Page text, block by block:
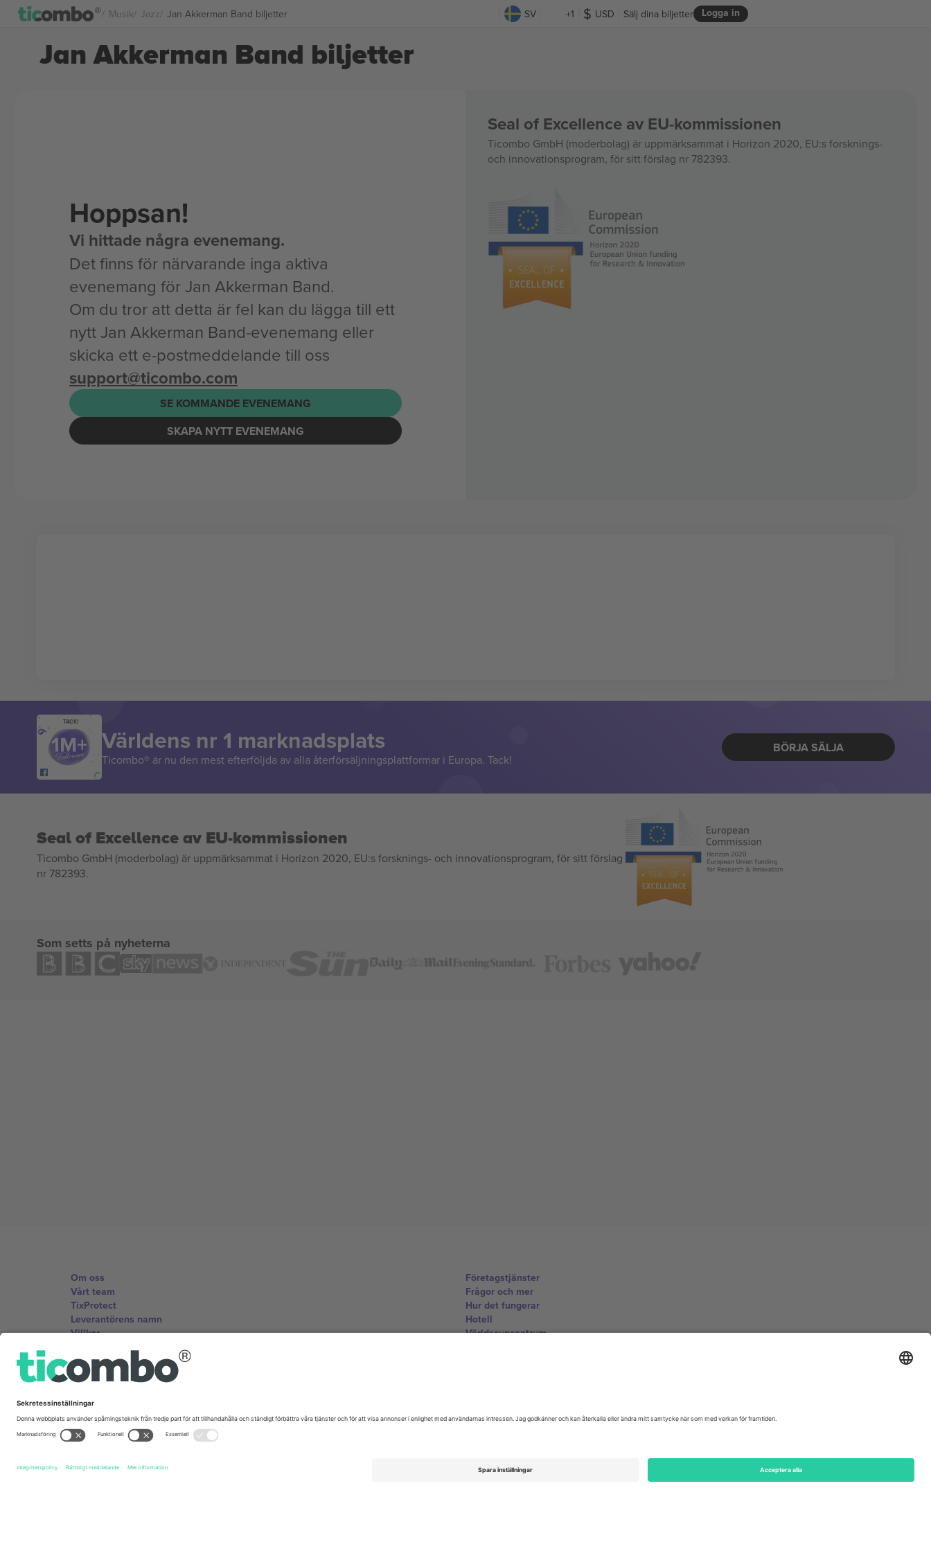
Musik Jazz Jan Akkerman Band biljetter SV +1 USD Logga in
Sälj dina biljetter
Jan Akkerman Band biljetter
Hoppsan!
Vi hittade några evenemang.
Det finns för närvarande inga aktiva
evenemang för Jan Akkerman Band.
Om du tror att detta är fel kan du lägga till ett
nytt Jan Akkerman Band-evenemang eller
skicka ett e-postmeddelande till oss
support@ticombo.com
SE KOMMANDE EVENEMANG
SKAPA NYTT EVENEMANG
Seal of Excellence av EU-kommissionen
Ticombo GmbH (moderbolag) är uppmärksammat i Horizon 2020, EU:s forsknings-
och innovationsprogram, för sitt förslag nr 782393.
TACK!
Världens nr 1 marknadsplats
Ticombo® är nu den mest efterföljda av alla återförsäljningsplattformar i Europa. Tack!
BÖRJA SÄLJA
Seal of Excellence av EU-kommissionen
Ticombo GmbH (moderbolag) är uppmärksammat i Horizon 2020, EU:s forsknings- och innovationsprogram, för sitt förslag
nr 782393.
Som setts på nyheterna
Om oss
Vårt team
TixProtect
Leverantörens namn
Villkor
Affiliate-program
Företagstjänster
Frågor och mer
Hur det fungerar
Hotell
Världscupcentrum